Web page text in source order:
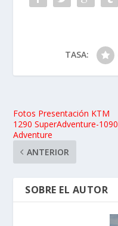
TASA:
Fotos Presentación KTM
1290 SuperAdventure-1090
Adventure
ANTERIOR
SOBRE EL AUTOR